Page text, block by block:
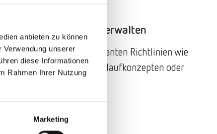
anbieten zu können
unserer
diese Informationen
Rahmen Ihrer Nutzung
Marketing
Relevante Richtlinien verwalten
von BCM-relevanten Richtlinien wie
Wiederanlaufkonzepten oder